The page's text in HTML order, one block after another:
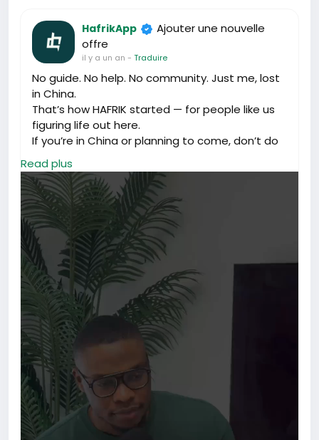
HafrikApp
Ajouter une nouvelle
offre
il y a un an - Traduire
No guide. No help. No community. Just me, lost
in China.
That’s how HAFRIK started — for people like us
figuring life out here.
If you’re in China or planning to come, don’t do
it alone.
HAFRIK got you.
Let’s build together 💚
#Hafrik#LifeInChina #WeMove
#ForeignersInChina
#CommunityMatters
#HafrikTv #hafrikapp
Read plus